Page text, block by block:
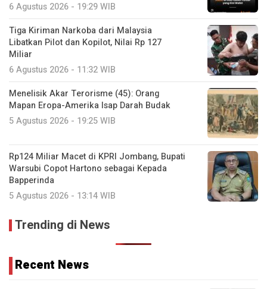
6 Agustus 2026 - 19:29 WIB
Tiga Kiriman Narkoba dari Malaysia
Libatkan Pilot dan Kopilot, Nilai Rp 127
Miliar
6 Agustus 2026 - 11:32 WIB
Menelisik Akar Terorisme (45): Orang
Mapan Eropa-Amerika Isap Darah Budak
5 Agustus 2026 - 19:25 WIB
Rp124 Miliar Macet di KPRI Jombang, Bupati
Warsubi Copot Hartono sebagai Kepada
Bapperinda
5 Agustus 2026 - 13:14 WIB
Trending di News
Recent News